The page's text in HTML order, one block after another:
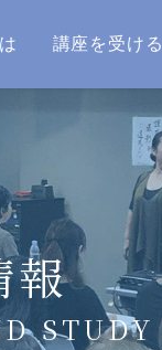
講座を受ける
報
STUDY